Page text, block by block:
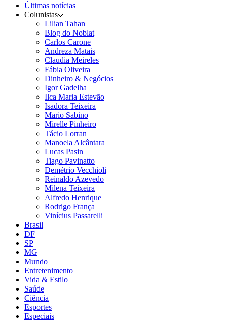
Últimas notícias
Colunistas
Lilian Tahan
Blog do Noblat
Carlos Carone
Andreza Matais
Claudia Meireles
Fábia Oliveira
Dinheiro & Negócios
Igor Gadelha
Ilca Maria Estevão
Isadora Teixeira
Mario Sabino
Mirelle Pinheiro
Tácio Lorran
Manoela Alcântara
Lucas Pasin
Tiago Pavinatto
Demétrio Vecchioli
Reinaldo Azevedo
Milena Teixeira
Alfredo Henrique
Rodrigo França
Vinícius Passarelli
Brasil
DF
SP
MG
Mundo
Entretenimento
Vida & Estilo
Saúde
Ciência
Esportes
Especiais